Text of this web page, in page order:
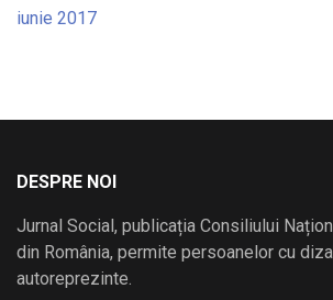
iunie 2017
DESPRE NOI
Jurnal Social, publicația Consiliului
din România, permite persoanelor cu
autoreprezinte.